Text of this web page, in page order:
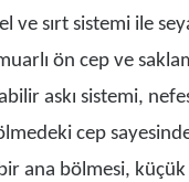
ve sırt sistemi ile
ön cep ve
askı sistemi,
cep
ana bölmesi,